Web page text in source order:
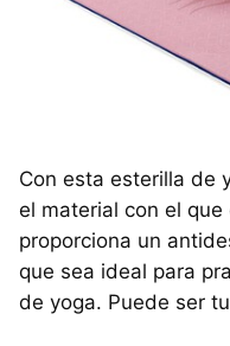
Con esta esterilla de
el material con el
proporciona un
que sea ideal para
de yoga. Puede ser